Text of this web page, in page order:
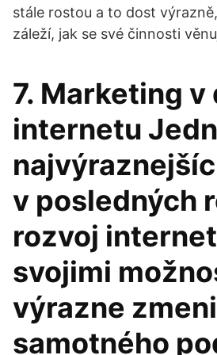
stále rostou a to dost
záleží, jak se své činnosti
7. Marketing v
internetu
v posledných
rozvoj
svojimi
výrazne
samotného